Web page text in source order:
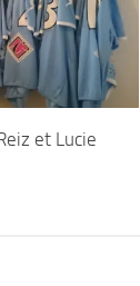
et Lucie